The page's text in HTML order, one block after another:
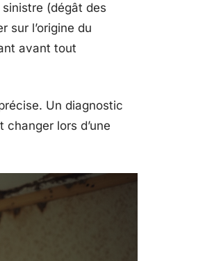
(dégât des
sur l’origine du
avant tout
Un diagnostic
lors d’une